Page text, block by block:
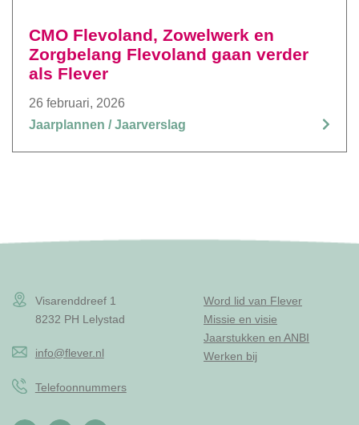
CMO Flevoland, Zowelwerk en
Zorgbelang Flevoland gaan verder
als Flever
26 februari, 2026
Jaarplannen / Jaarverslag
Visarenddreef 1
8232 PH Lelystad
info@flever.nl
Telefoonnummers
Word lid van Flever
Missie en visie
Jaarstukken en ANBI
Werken bij